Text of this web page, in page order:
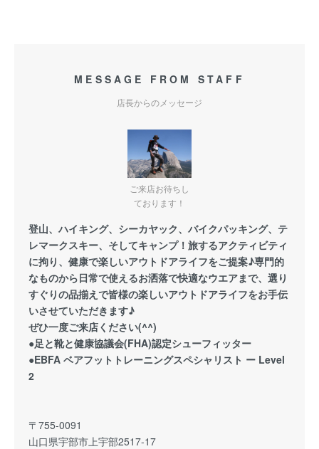
MESSAGE FROM STAFF
店長からのメッセージ
ご来店お待ちし
ております！
登山、ハイキング、シーカヤック、バイクパッキング、テ
レマークスキー、そしてキャンプ！旅するアクティビティ
に拘り、健康で楽しいアウトドアライフをご提案♪専門的
なものから日常で使えるお洒落で快適なウエアまで、選り
すぐりの品揃えで皆様の楽しいアウトドアライフをお手伝
いさせていただきます♪
ぜひ一度ご来店ください(^^)
●足と靴と健康協議会(FHA)認定シューフィッター
●EBFA ベアフットトレーニングスペシャリスト ー Level
2
〒755-0091
山口県宇部市上宇部2517-17